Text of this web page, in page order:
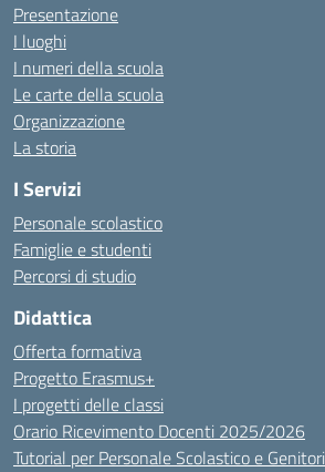
Presentazione
I luoghi
I numeri della scuola
Le carte della scuola
Organizzazione
La storia
I Servizi
Personale scolastico
Famiglie e studenti
Percorsi di studio
Didattica
Offerta formativa
Progetto Erasmus+
I progetti delle classi
Orario Ricevimento Docenti 2025/2026
Tutorial per Personale Scolastico e Genitori